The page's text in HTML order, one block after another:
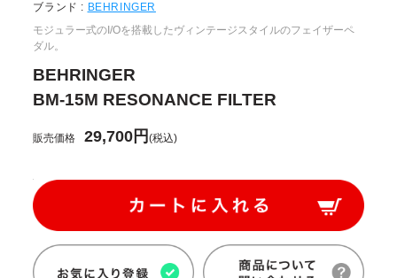
ブランド : BEHRINGER
モジュラー式のI/Oを搭載したヴィンテージスタイルのフェイザーペ
ダル。
BEHRINGER
BM-15M RESONANCE FILTER
販売価格 29,700円(税込)